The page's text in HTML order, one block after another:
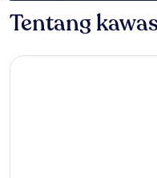
Tentang